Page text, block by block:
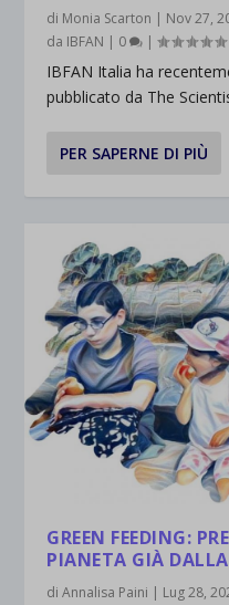
di Monia Scarton | Nov 27,
da IBFAN | 0 |
IBFAN Italia ha
pubblicato da The
PER SAPERNE DI PIÙ
GREEN FEEDING:
PIANETA GIÀ
diAnnalisa Paini Lug 28,